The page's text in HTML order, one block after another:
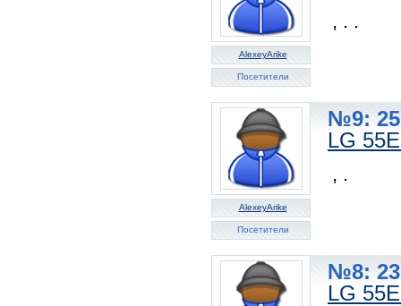
AlexeyArike
Посетители
, . .
AlexeyArike
Посетители
№9: 25
LG
, .
№8: 23
LG